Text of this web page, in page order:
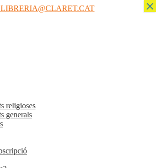
religioses
generals
×